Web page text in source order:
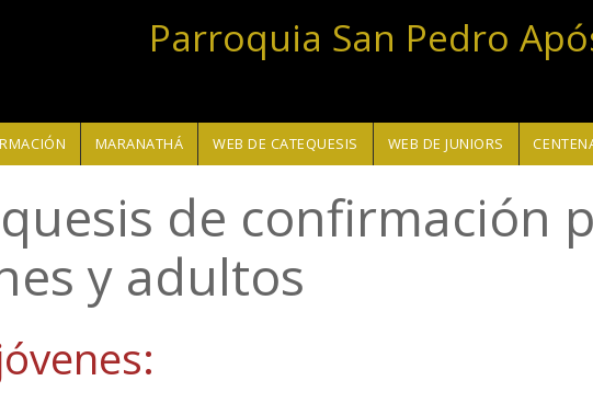
Parroquia San Pedro
MARANATHÁ WEB DE CATEQUESIS WEB DE JUNIORS
de confirmación
y adultos